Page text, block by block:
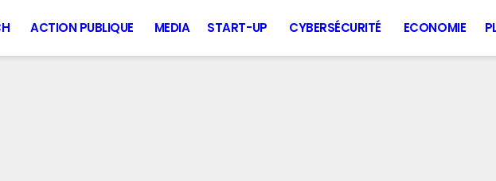
ACTION PUBLIQUE MEDIA START-UP CYBERSÉCURITÉ ECONOMIE